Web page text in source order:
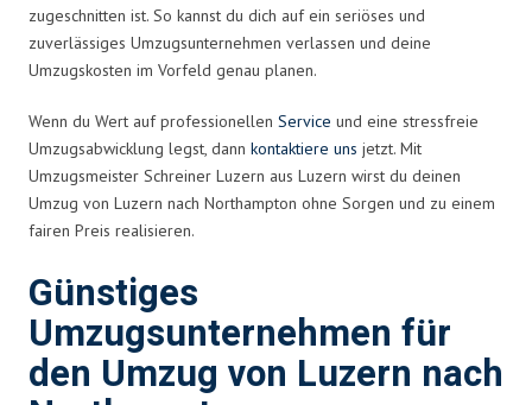
zugeschnitten ist. So kannst du dich auf ein seriöses und
zuverlässiges Umzugsunternehmen verlassen und deine
Umzugskosten im Vorfeld genau planen.
Wenn du Wert auf professionellen Service und eine stressfreie
Umzugsabwicklung legst, dann kontaktiere uns jetzt. Mit
Umzugsmeister Schreiner Luzern aus Luzern wirst du deinen
Umzug von Luzern nach Northampton ohne Sorgen und zu einem
fairen Preis realisieren.
Günstiges
Umzugsunternehmen für
den Umzug von Luzern nach